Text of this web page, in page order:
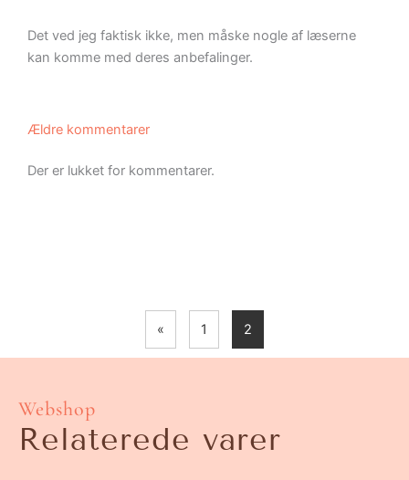
Det ved jeg faktisk ikke, men måske nogle af læserne
kan komme med deres anbefalinger.
Ældre kommentarer
Der er lukket for kommentarer.
« 1 2
Webshop
Relaterede varer